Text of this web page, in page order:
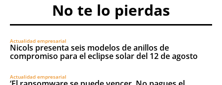
No te lo pierdas
Actualidad empresarial
Nicols presenta seis modelos de anillos de
compromiso para el eclipse solar del 12 de agosto
Actualidad empresarial